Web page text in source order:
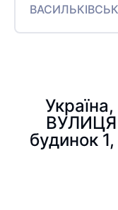
будинок